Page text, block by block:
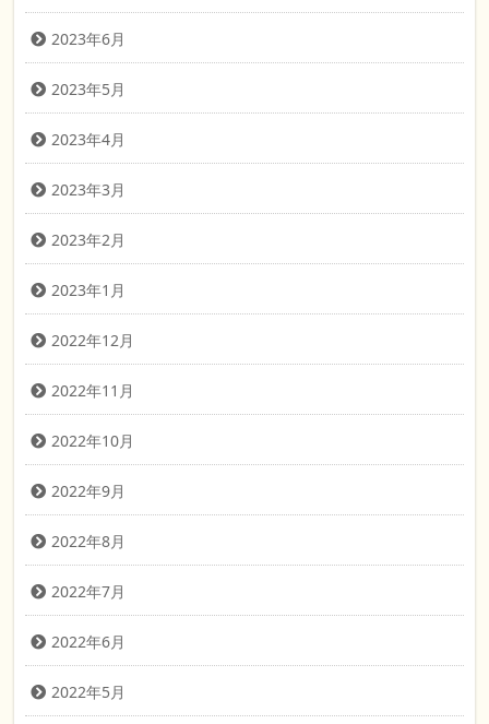
2023年6月
2023年5月
2023年4月
2023年3月
2023年2月
2023年1月
2022年12月
2022年11月
2022年10月
2022年9月
2022年8月
2022年7月
2022年6月
2022年5月